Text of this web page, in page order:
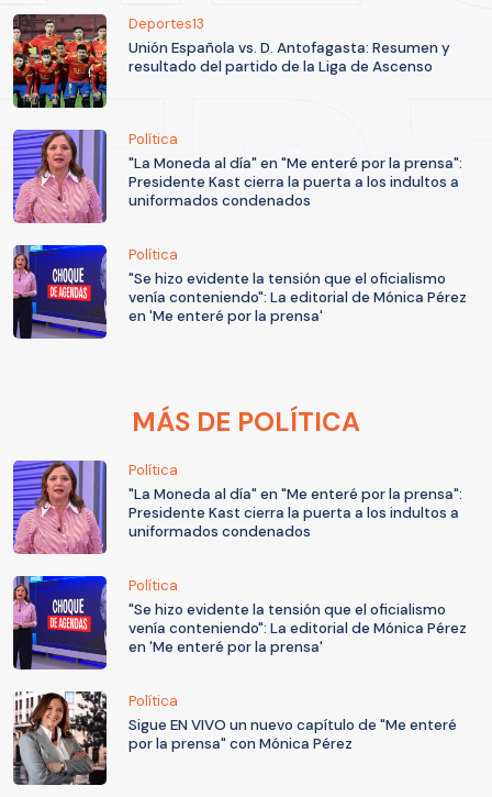
Deportes13
Unión Española vs. D. Antofagasta: Resumen y
resultado del partido de la Liga de Ascenso
Política
"La Moneda al día" en "Me enteré por la prensa":
Presidente Kast cierra la puerta a los indultos a
uniformados condenados
Política
"Se hizo evidente la tensión que el oficialismo
venía conteniendo": La editorial de Mónica Pérez
en 'Me enteré por la prensa'
MÁS DE POLÍTICA
Política
"La Moneda al día" en "Me enteré por la prensa":
Presidente Kast cierra la puerta a los indultos a
uniformados condenados
Política
"Se hizo evidente la tensión que el oficialismo
venía conteniendo": La editorial de Mónica Pérez
en 'Me enteré por la prensa'
Política
Sigue EN VIVO un nuevo capítulo de "Me enteré
por la prensa" con Mónica Pérez